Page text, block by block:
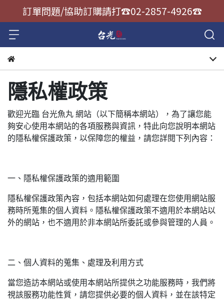
訂單問題/協助訂購請打☎️02-2857-4926☎️
隱私權政策
歡迎光臨 台光魚丸 網站（以下簡稱本網站），為了讓您能
夠安心使用本網站的各項服務與資訊，特此向您說明本網站
的隱私權保護政策，以保障您的權益，請您詳閱下列內容：
一、隱私權保護政策的適用範圍
隱私權保護政策內容，包括本網站如何處理在您使用網站服
務時所蒐集的個人資料。隱私權保護政策不適用於本網站以
外的網站，也不適用於非本網站所委託或參與管理的人員。
二、個人資料的蒐集、處理及利用方式
當您造訪本網站或使用本網站所提供之功能服務時，我們將
視該服務功能性質，請您提供必要的個人資料，並在該特定